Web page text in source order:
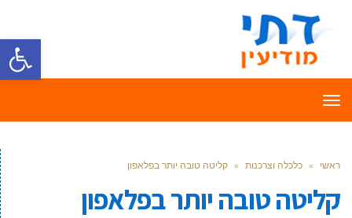
פתח
תפריט
ראשי » כלכלה וצרכנות » קליטה טובה יותר בפלאפון
קליטה טובה יותר בפלאפון